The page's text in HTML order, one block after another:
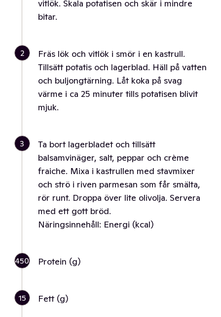
vitlök. Skala potatisen och skär i mindre
bitar.
2
Fräs lök och vitlök i smör i en kastrull.
Tillsätt potatis och lagerblad. Häll på vatten
och buljongtärning. Låt koka på svag
värme i ca 25 minuter tills potatisen blivit
mjuk.
3
Ta bort lagerbladet och tillsätt
balsamvinäger, salt, peppar och crème
fraiche. Mixa i kastrullen med stavmixer
och strö i riven parmesan som får smälta,
rör runt. Droppa över lite olivolja. Servera
med ett gott bröd.
Näringsinnehåll: Energi (kcal)
450 Protein (g)
15 Fett (g)